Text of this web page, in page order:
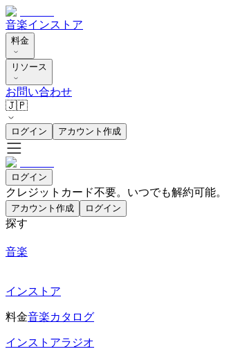
音楽インストア
料金
リソース
お問い合わせ
🇯🇵
ログイン アカウント作成
ログイン
クレジットカード不要。いつでも解約可能。
アカウント作成 ログイン
探す
音楽
インストア
料金音楽カタログ
インストアラジオ